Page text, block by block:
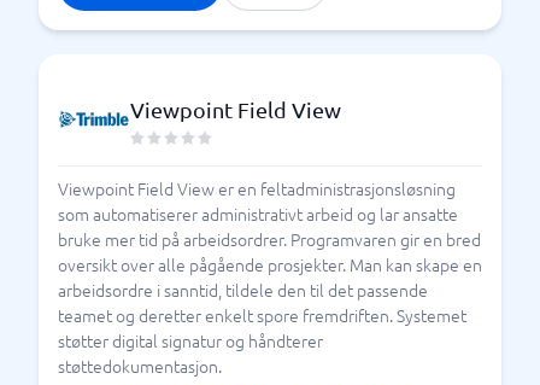
Viewpoint Field View
Viewpoint Field View er en feltadministrasjonsløsning
som automatiserer administrativt arbeid og lar ansatte
bruke mer tid på arbeidsordrer. Programvaren gir en bred
oversikt over alle pågående prosjekter. Man kan skape en
arbeidsordre i sanntid, tildele den til det passende
teamet og deretter enkelt spore fremdriften. Systemet
støtter digital signatur og håndterer
støttedokumentasjon.